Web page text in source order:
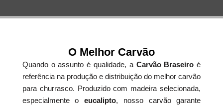
O Melhor Carvão
Quando o assunto é qualidade, a Carvão Braseiro é
referência na produção e distribuição do melhor carvão
para churrasco. Produzido com madeira selecionada,
especialmente oeucalipto, nosso carvão garante